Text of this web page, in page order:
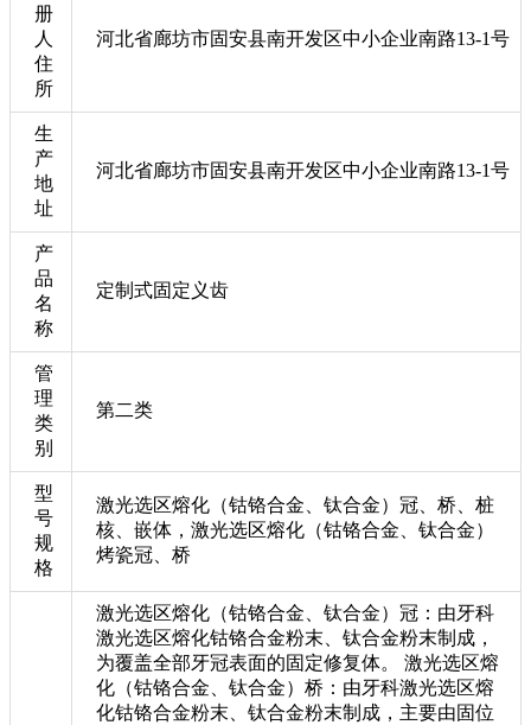
册
人
住
所
河北省廊坊市固安县南开发区中小企业南路13-1号
生
产
地
址
河北省廊坊市固安县南开发区中小企业南路13-1号
产
品
名
称
定制式固定义齿
管
理
类
别
第二类
型
号
规
格
激光选区熔化（钴铬合金、钛合金）冠、桥、桩
核、嵌体，激光选区熔化（钴铬合金、钛合金）
烤瓷冠、桥
激光选区熔化（钴铬合金、钛合金）冠：由牙科
激光选区熔化钴铬合金粉末、钛合金粉末制成，
为覆盖全部牙冠表面的固定修复体。 激光选区熔
化（钴铬合金、钛合金）桥：由牙科激光选区熔
化钴铬合金粉末、钛合金粉末制成，主要由固位